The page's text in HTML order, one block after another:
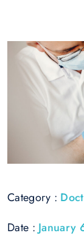
Category :
Date : January